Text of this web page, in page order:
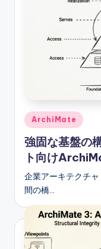
Posted
in
ArchiMate
強固な基盤の
ト向け
企業アーキテクチ
間の橋…